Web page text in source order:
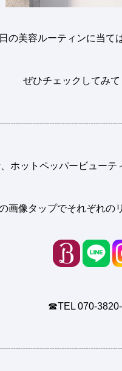
の美容ルーティンに当て
ぜひチェックしてみ
ホットペッパービュー
画像タップでそれぞれの
☎︎TEL 070-